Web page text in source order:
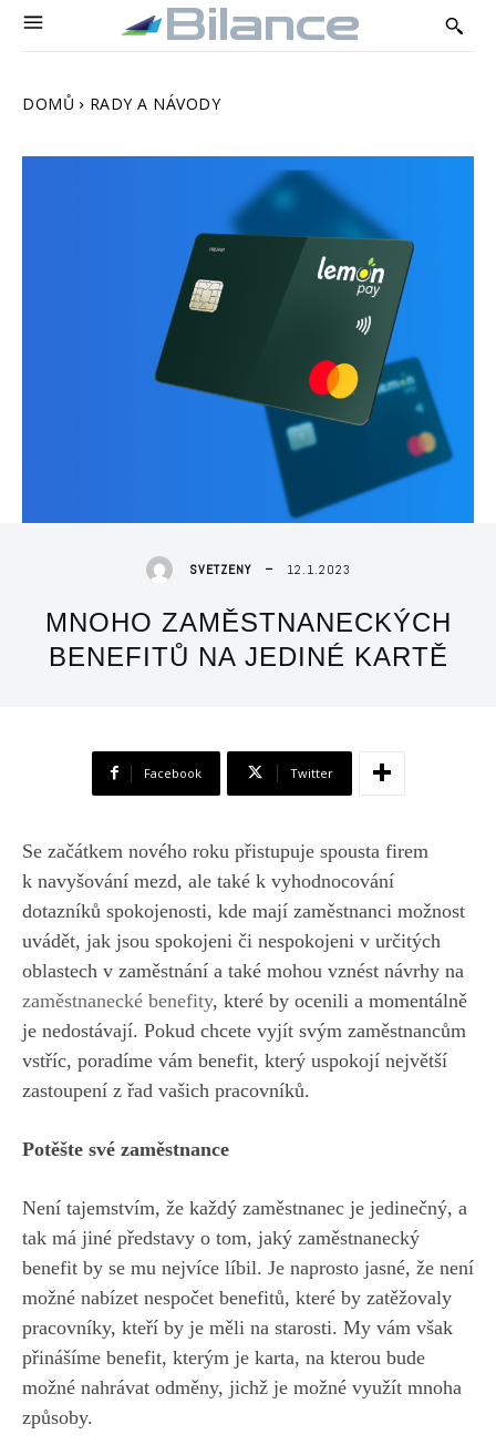
Bilance
DOMŮ RADY A NÁVODY
SVETZENY 12.1.2023
MNOHO ZAMĚSTNANECKÝCH
BENEFITŮ NA JEDINÉ KARTĚ
Facebook Twitter
Se začátkem nového roku přistupuje spousta firem
k navyšování mezd, ale také k vyhodnocování
dotazníků spokojenosti, kde mají zaměstnanci možnost
uvádět, jak jsou spokojeni či nespokojeni v určitých
oblastech v zaměstnání a také mohou vznést návrhy na
zaměstnanecké benefity, které by ocenili a momentálně
je nedostávají. Pokud chcete vyjít svým zaměstnancům
vstříc, poradíme vám benefit, který uspokojí největší
zastoupení z řad vašich pracovníků.
Potěšte své zaměstnance
Není tajemstvím, že každý zaměstnanec je jedinečný, a
tak má jiné představy o tom, jaký zaměstnanecký
benefit by se mu nejvíce líbil. Je naprosto jasné, že není
možné nabízet nespočet benefitů, které by zatěžovaly
pracovníky, kteří by je měli na starosti. My vám však
přinášíme benefit, kterým je karta, na kterou bude
možné nahrávat odměny, jichž je možné využít mnoha
způsoby.